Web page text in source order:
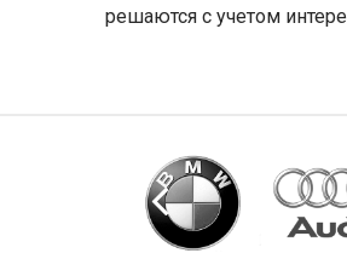
решаются с учетом